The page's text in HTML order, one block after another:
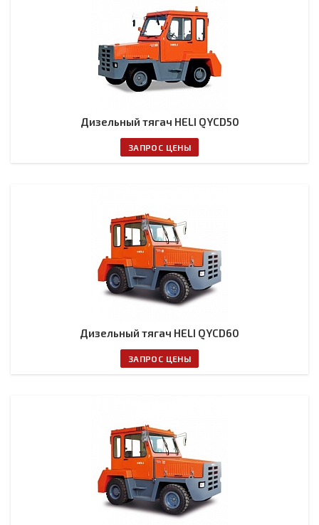
Дизельный тягач HELI QYCD50
ЗАПРОС ЦЕНЫ
Дизельный тягач HELI QYCD60
ЗАПРОС ЦЕНЫ